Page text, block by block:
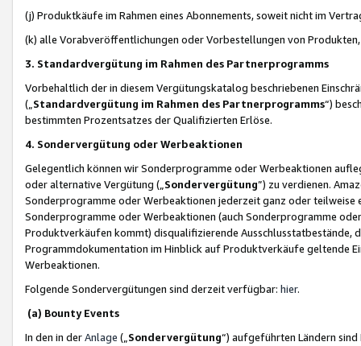
(j) Produktkäufe im Rahmen eines Abonnements, soweit nicht im
(k) alle Vorabveröffentlichungen oder Vorbestellungen von
3. Standardvergütung im Rahmen des Partnerprogramms
Vorbehaltlich der in diesem Vergütungskatalog beschriebenen
(„ Standardvergütung im Rahmen des Partnerprogramms“)
bestimmten Prozentsatzes der Qualifizierten Erlöse.
4. Sondervergütung oder Werbeaktionen
Gelegentlich können wir Sonderprogramme oder Werbeaktionen
oder alternative Vergütung („ Sondervergütung”) zu verdienen.
Sonderprogramme oder Werbeaktionen jederzeit ganz oder
Sonderprogramme oder Werbeaktionen (auch Sonderprogramme
Produktverkäufen kommt) disqualifizierende Ausschlusstatbestände,
Programmdokumentation im Hinblick auf Produktverkäufe geltende
Werbeaktionen.
Folgende Sondervergütungen sind derzeit verfügbar: hier.
(a) Bounty Events
In den in derAnlage („ Sondervergütung“) aufgeführten Ländern